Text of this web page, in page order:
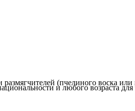
и любого возраста
размягчителей (пчелиного воска